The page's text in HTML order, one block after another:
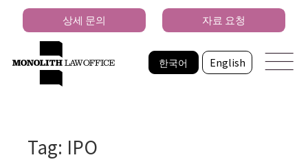
한국어 English
상세 문의 자료 요청
Tag: IPO